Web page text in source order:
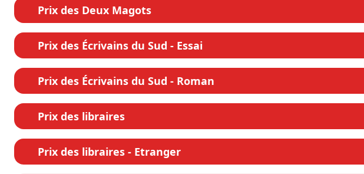
Prix des Deux Magots
Prix des Écrivains du Sud - Essai
Prix des Écrivains du Sud - Roman
Prix des libraires
Prix des libraires - Etranger